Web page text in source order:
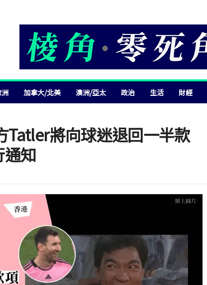
加拿大/北美 澳洲/亞太 政治 生活 財經
Tatler將向球迷退回一半款
通知